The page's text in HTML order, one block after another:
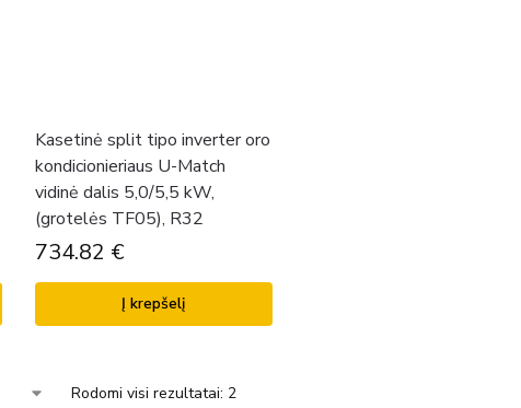
Kasetinė split tipo inverter oro
kondicionieriaus U-Match
vidinė dalis 5,0/5,5 kW,
(grotelės TF05), R32
734.82 €
Į krepšelį
Rodomi visi rezultatai: 2